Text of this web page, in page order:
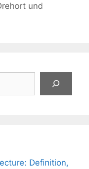
und
Definition,